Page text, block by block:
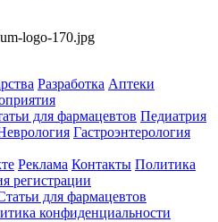
Разработка Аптеки
для фармацевтов Педиатрия
Гастроэнтерология
Реклама Контакты Политика
регистрации
для фармацевтов
конфиденциальности